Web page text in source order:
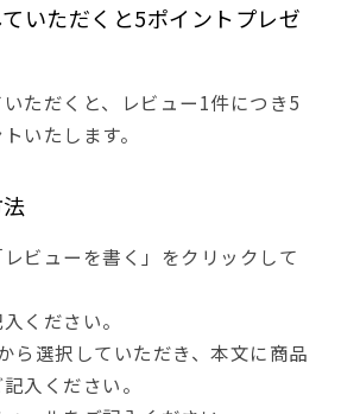
いただくと5ポイントプレゼ
ただくと、レビュー1件につき5
いたします。
ビューを書く」をクリックして
ください。
ら選択していただき、本文に商品
入ください。